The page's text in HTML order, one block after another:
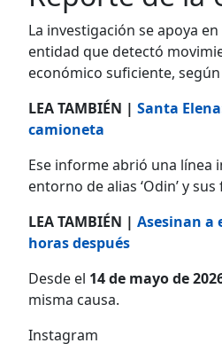
La investigación se apoya
entidad que detectó
económico suficiente,
LEA TAMBIÉN | Santa
camioneta
Ese informe abrió una línea
entorno de alias ‘Odin’ y
LEA TAMBIÉN | Asesinan a
horas después
Desde el 14 de mayo de
misma causa.
Instagram